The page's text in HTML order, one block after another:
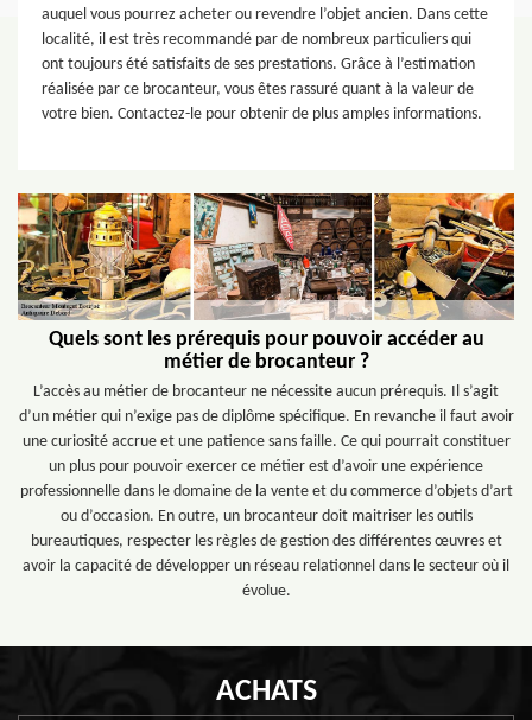
auquel vous pourrez acheter ou revendre l’objet ancien. Dans cette
localité, il est très recommandé par de nombreux particuliers qui
ont toujours été satisfaits de ses prestations. Grâce à l’estimation
réalisée par ce brocanteur, vous êtes rassuré quant à la valeur de
votre bien. Contactez-le pour obtenir de plus amples informations.
Quels sont les prérequis pour pouvoir accéder au
métier de brocanteur ?
L’accès au métier de brocanteur ne nécessite aucun prérequis. Il s’agit
d’un métier qui n’exige pas de diplôme spécifique. En revanche il faut avoir
une curiosité accrue et une patience sans faille. Ce qui pourrait constituer
un plus pour pouvoir exercer ce métier est d’avoir une expérience
professionnelle dans le domaine de la vente et du commerce d’objets d’art
ou d’occasion. En outre, un brocanteur doit maitriser les outils
bureautiques, respecter les règles de gestion des différentes œuvres et
avoir la capacité de développer un réseau relationnel dans le secteur où il
évolue.
ACHATS